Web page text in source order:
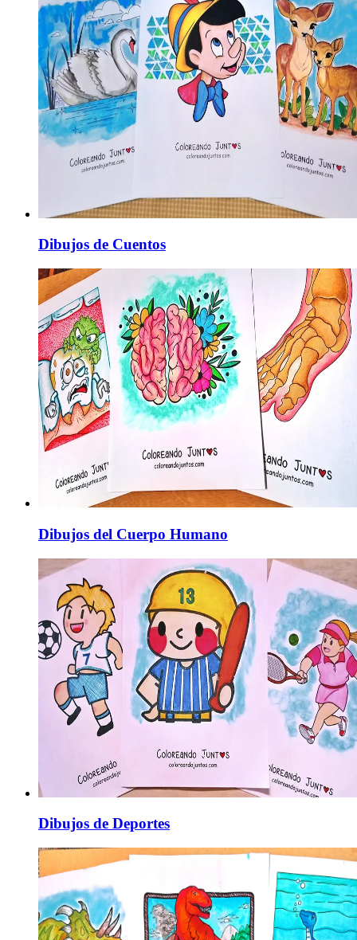
Dibujos de Cuentos
Dibujos del Cuerpo Humano
Dibujos de Deportes